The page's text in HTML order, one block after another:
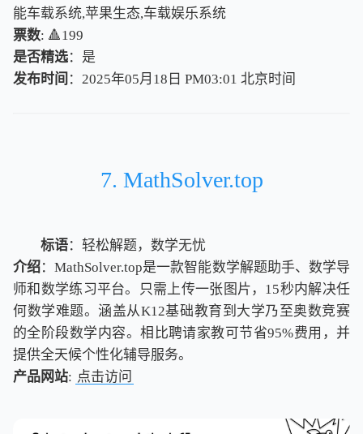
能车载系统,苹果生态,车载娱乐系统
票数: 🔺199
是否精选：是
发布时间 ：2025年05月18日 PM03:01 北京时间
北京时间
7. MathSolver.top
标语：轻松解题，数学无忧
介绍：MathSolver.top是一款智能数学解题助手、数学导
师和数学练习平台。只需上传一张图片，15秒内解决任
何数学难题。涵盖从K12基础教育到大学乃至奥数竞赛
的全阶段数学内容。相比聘请家教可节省95%费用，并
提供全天候个性化辅导服务。
产品网站: 点击访问